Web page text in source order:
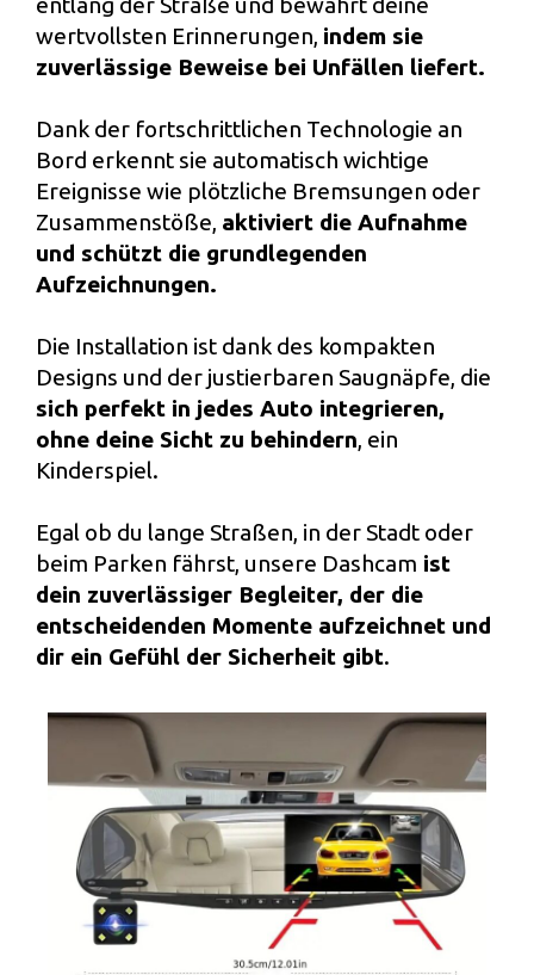
wertvollsten Erinnerungen, indem sie
zuverlässige Beweise bei Unfällen liefert.
Dank der fortschrittlichen Technologie an
Bord erkennt sie automatisch wichtige
Ereignisse wie plötzliche Bremsungen oder
Zusammenstöße, aktiviert die Aufnahme
und schützt die grundlegenden
Aufzeichnungen.
Die Installation ist dank des kompakten
Designs und der justierbaren Saugnäpfe, die
sich perfekt in jedes Auto integrieren,
ohne deine Sicht zu behindern, ein
Kinderspiel.
Egal ob du lange Straßen, in der Stadt oder
beim Parken fährst, unsere Dashcam ist
dein zuverlässiger Begleiter, der die
entscheidenden Momente aufzeichnet und
dir ein Gefühl der Sicherheit gibt.